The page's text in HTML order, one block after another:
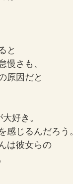
と
さも、
原因だと
好き。
じるんだろう。
は彼女らの